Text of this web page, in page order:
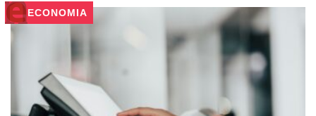
ECONOMIA